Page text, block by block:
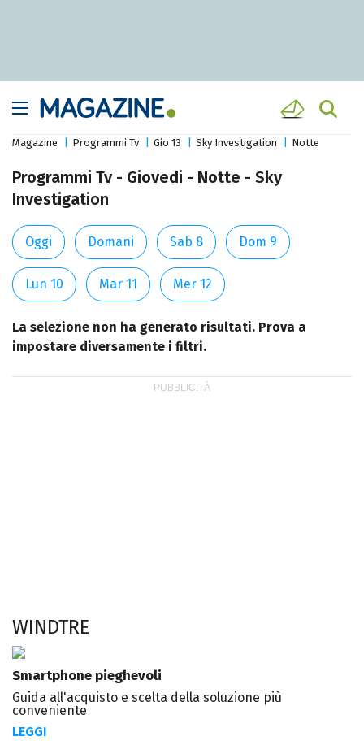
Magazine Programmi Tv Gio 13 Sky Investigation Notte
Programmi Tv - Giovedi - Notte - Sky
Investigation
Oggi Domani Sab 8 Dom 9
Lun 10 Mar 11 Mer 12
La selezione non ha generato risultati. Prova a
impostare diversamente i filtri.
WINDTRE
Smartphone pieghevoli
Guida all'acquisto e scelta della soluzione più
conveniente
LEGGI